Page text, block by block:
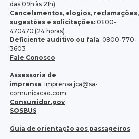
das 09h às 21h)
Cancelamentos, elogios, reclamações,
sugestões e solicitações: 0800-
470470 (24 horas)
Deficiente auditivo ou fala: 0800-770-
3603
Fale Conosco
Assessoria de
imprensa: imprensa.jca@sa-
comunicacao.com
Consumidor.gov
SOSBUS
Guia de orientação aos passageiros